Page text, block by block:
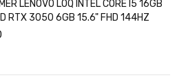
LENOVO LOQ INTEL CORE I5 16GB
RTX 3050 6GB 15.6" FHD 144HZ